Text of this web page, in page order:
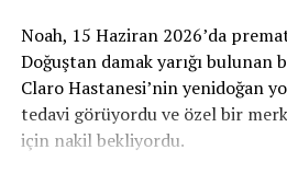
Noah, 15 Haziran 2026’da
Doğuştan damak yarığı bulunan
Claro Hastanesi’nin yenidoğan
tedavi görüyordu ve özel bir
için nakil bekliyordu.